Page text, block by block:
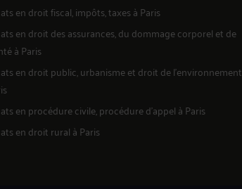
en droit fiscal, impôts, taxesà Paris
en droit des assurances, du dommage corporel et de
à Paris
en droit public, urbanisme et droit de l'environnement
en procédure civile, procédure d'appel à Paris
en droit rural à Paris